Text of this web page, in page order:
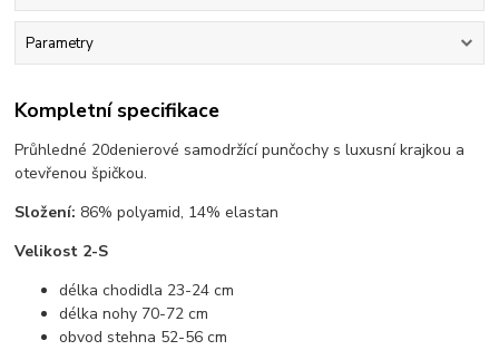
Parametry
Kompletní specifikace
Průhledné 20denierové samodržící punčochy s luxusní krajkou a
otevřenou špičkou.
Složení: 86% polyamid, 14% elastan
Velikost 2-S
délka chodidla 23-24 cm
délka nohy 70-72 cm
obvod stehna 52-56 cm